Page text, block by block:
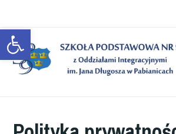
Open toolbar
do
treści